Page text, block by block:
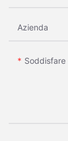
Azienda
Soddisfare